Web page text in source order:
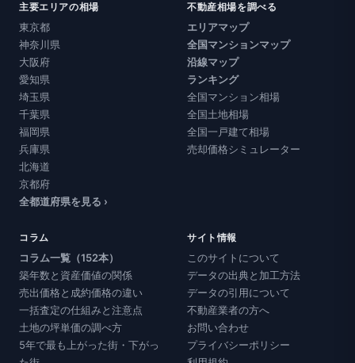
主要エリアの相場
東京都
神奈川県
大阪府
愛知県
埼玉県
千葉県
福岡県
兵庫県
北海道
京都府
全都道府県を見る ›
不動産相場を調べる
エリアマップ
全国マンションマップ
沿線マップ
ランキング
全国マンション相場
全国土地相場
全国一戸建て相場
売却価格シミュレーター
コラム
コラム一覧（152本）
築年数と資産価値の関係
売出価格と成約価格の違い
一括査定の仕組みと注意点
土地の坪単価の調べ方
5年で最も上がった街・下がっ
サイト情報
このサイトについて
データの出典と加工方法
データの引用について
不動産業者の方へ
お問い合わせ
プライバシーポリシー